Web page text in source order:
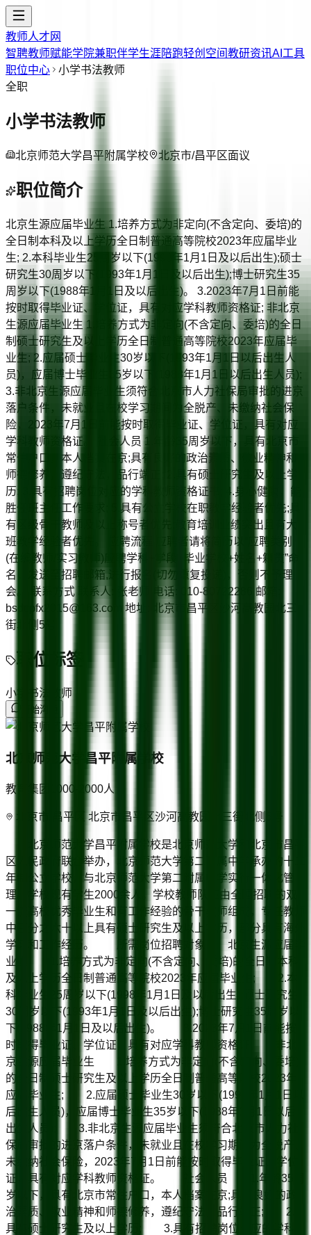
教师人才网
智聘教师赋能学院兼职伴学生涯陪跑轻创空间教研资讯AI工具
职位中心
小学书法教师
全职
小学书法教师
北京师范大学昌平附属学校 北京市/昌平区面议
职位简介
北京生源应届毕业生 1.培养方式为非定向(不含定向、委培)的
全日制本科及以上学历全日制普通高等院校2023年应届毕业
生; 2.本科毕业生25周岁以下(1998年1月1日及以后出生);硕士
研究生30周岁以下(1993年1月1日及以后出生);博士研究生35
周岁以下(1988年1月1日及以后出生)。 3.2023年7月1日前能
按时取得毕业证、学位证，具有对应学科教师资格证; 非北京
生源应届毕业生 1.培养方式为非定向(不含定向、委培)的全日
制硕士研究生及以上学历全日制普通高等院校2023年应届毕
业生; 2.应届硕士毕业生30岁以下(1993年1月1日以后出生人
员)，应届博士毕业生35岁以下(1988年1月1日以后出生人员);
3.非北京生源应届毕业生须符合北京市人力社保局审批的进京
落户条件，未就业且在校学习期间为全脱产、未缴纳社会保
险，2023年7月1日前能按时取得毕业证、学位证，具有对应
学科教师资格证。 社会人员 1.年龄35周岁以下，具有北京市
常住户口，本人档案在京;具有良好的政治素质、敬业精神和
师德修养，遵纪守法，品行端正; 2.具有硕士研究生及以上学
历; 3.具有招聘岗位对应的学科教师资格证书; 4.身心健康，能
胜任班主任工作要求; 5.具有公立学校在职教学经验者优先;具
有区级骨干教师及以上称号者优先;教育培训业绩突出且有大
班教学经验者优先。 应聘流程 应聘者请将简历以“应聘类别
(在编教师/实习教师)应聘学科+学段+毕业学校+姓名+籍贯”命
名，发送至招聘邮箱,进行报名(切勿重复投递)，否则不予理
会。 联系方式 联系人: 张老师 电话: 010-80722286 邮箱:
bsdcpfx2015@163.com 地址: 北京市昌平区沙河高教园北三
街北侧5号
职位标签
小学书法教师
开始沟通
北京师范大学昌平附属学校
教育集团 1000-2000人
北京市/昌平区 北京市昌平区沙河高教园北三街北侧5号
北京师范大学昌平附属学校是北京师范大学和北京市昌平
区人民政府联合举办，北京师范大学第二附属中学承办的十二
年制公立学校，与北京师范大学第二附属中学实行一体化管
理。学校现有学生2000余人。学校教师队伍由全国招聘的双
一流高校优秀毕业生和有工作经验的骨干教师组成，专任教师
中百分之六十以上具有硕士研究生及以上学历，部分具有海外
学习和工作经历。 所需岗位招聘对象 北京生源应届毕
业生 1.培养方式为非定向(不含定向、委培)的全日制本科
及以上学历全日制普通高等院校2023年应届毕业生; 2.本
科毕业生25周岁以下(1998年1月1日及以后出生);硕士研究生
30周岁以下(1993年1月1日及以后出生);博士研究生35周岁以
下(1988年1月1日及以后出生)。 3.2023年7月1日前能按
时取得毕业证、学位证，具有对应学科教师资格证; 非北
京生源应届毕业生 1.培养方式为非定向(不含定向、委培)
的全日制硕士研究生及以上学历全日制普通高等院校2023年
应届毕业生; 2.应届硕士毕业生30岁以下(1993年1月1日以
后出生人员)，应届博士毕业生35岁以下(1988年1月1日以后
出生人员); 3.非北京生源应届毕业生须符合北京市人力社
保局审批的进京落户条件，未就业且在校学习期间为全脱产、
未缴纳社会保险，2023年7月1日前能按时取得毕业证、学位
证，具有对应学科教师资格证。 社会人员 1.年龄35周
岁以下，具有北京市常住户口，本人档案在京;具有良好的政
治素质、敬业精神和师德修养，遵纪守法，品行端正; 2.
具有硕士研究生及以上学历; 3.具有招聘岗位对应的学科